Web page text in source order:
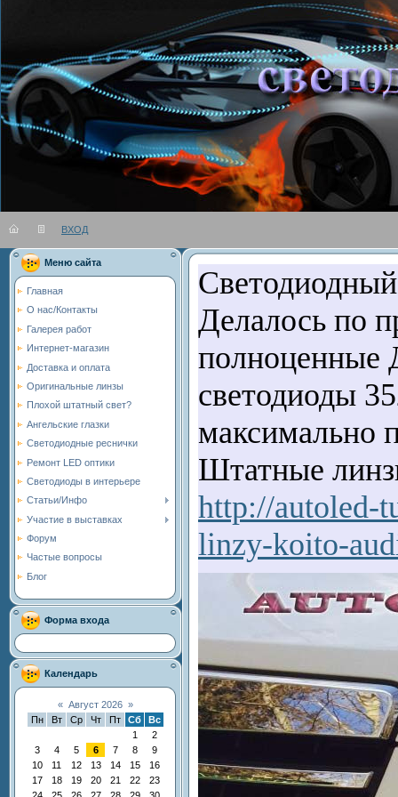
ВХОД
Меню сайта
Главная
О нас/Контакты
Галерея работ
Интернет-магазин
Доставка и оплата
Оригинальные линзы
Плохой штатный свет?
Ангельские глазки
Светодиодные реснички
Ремонт LED оптики
Светодиоды в интерьере
Статьи/Инфо
Участие в выставках
Форум
Частые вопросы
Блог
Форма входа
Календарь
« Август 2026 »
Пн
Вт Ср Чт Пт Сб
Вс
1
2
3
4 5 6 7 8
9
10
11 12 13 14 15
16
17
18 19 20 21 22
23
Делалось по
полноценные
светодиоды
максимально
Штатные
http://autoled-
linzy-koito-